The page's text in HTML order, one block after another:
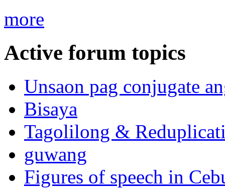
more
Active forum topics
Unsaon pag conjugate
Bisaya
Tagolilong &
guwang
Figures of speech in